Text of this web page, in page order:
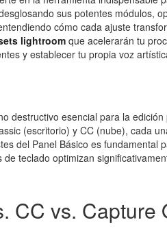
sus potentes módulos,
cómo cada ajuste
lightroomque acelerarán tu
y establecer tu propia voz
destructivo esencial para la edición
(escritorio) y CC (nube), cada
del Panel Básico es fundamental
teclado optimizan
CC vs. Capture